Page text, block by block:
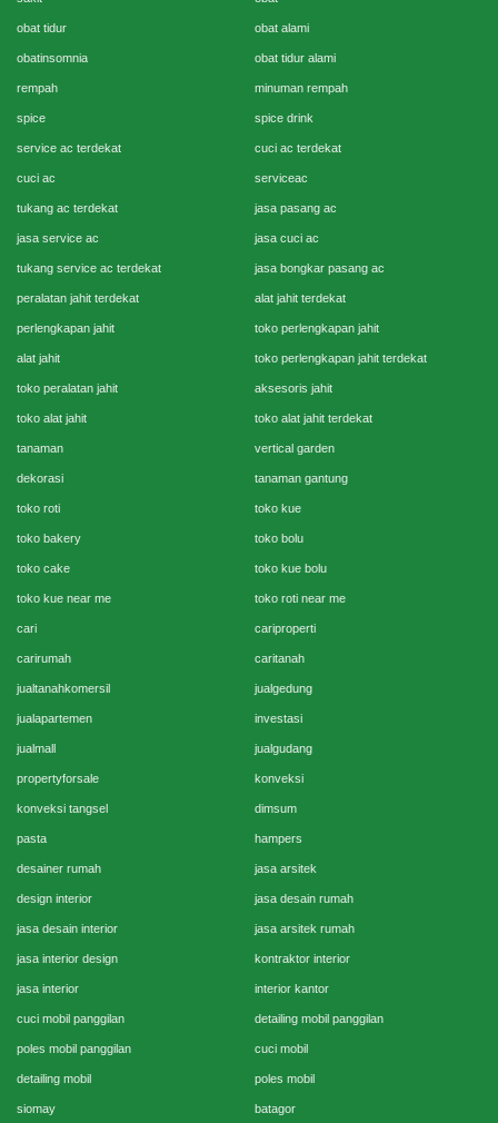
obat tidur obat alami
obatinsomnia obat tidur alami
rempah minuman rempah
spice spice drink
service ac terdekat cuci ac terdekat
cuci ac serviceac
tukang ac terdekat jasa pasang ac
jasa service ac jasa cuci ac
tukang service ac terdekat jasa bongkar pasang ac
peralatan jahit terdekat alat jahit terdekat
perlengkapan jahit toko perlengkapan jahit
alat jahit toko perlengkapan jahit terdekat
toko peralatan jahit aksesoris jahit
toko alat jahit toko alat jahit terdekat
tanaman vertical garden
dekorasi tanaman gantung
toko roti toko kue
toko bakery toko bolu
toko cake toko kue bolu
toko kue near me toko roti near me
cari cariproperti
carirumah caritanah
jualtanahkomersil jualgedung
jualapartemen investasi
jualmall jualgudang
propertyforsale konveksi
konveksi tangsel dimsum
pasta hampers
desainer rumah jasa arsitek
design interior jasa desain rumah
jasa desain interior jasa arsitek rumah
jasa interior design kontraktor interior
jasa interior interior kantor
cuci mobil panggilan detailing mobil panggilan
poles mobil panggilan cuci mobil
detailing mobil poles mobil
siomay batagor